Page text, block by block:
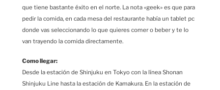
que tiene bastante éxito en el norte. La nota «geek» es que para
pedir la comida, en cada mesa del restaurante había un tablet pc
donde vas seleccionando lo que quieres comer o beber y te lo
van trayendo la comida directamente.
Como llegar:
Desde la estación de Shinjuku en Tokyo con la línea Shonan
Shinjuku Line hasta la estación de Kamakura. En la estación de